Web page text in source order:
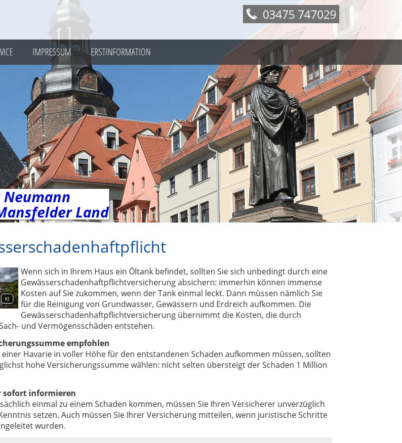
IMPRESSUM ERSTINFORMATION
Land
03475 747029
KI
Wenn sich in Ihrem Haus ein Öltank befindet, sollten Sie sich unbedingt durch eine
Gewässerschadenhaftpflichtversicherung absichern: immerhin können immense
Kosten auf Sie zukommen, wenn der Tank einmal leckt. Dann müssen nämlich Sie
für die Reinigung von Grundwasser, Gewässern und Erdreich aufkommen. Die
Gewässerschadenhaftpflichtversicherung übernimmt die Kosten, die durch
und Vermögensschäden entstehen.
empfohlen
einer Havarie in voller Höhe für den entstandenen Schaden aufkommen müssen, sollten
hohe Versicherungssumme wählen: nicht selten übersteigt der Schaden 1 Million
sofort informieren
einmal zu einem Schaden kommen, müssen Sie Ihren Versicherer unverzüglich
setzen. Auch müssen Sie Ihrer Versicherung mitteilen, wenn juristische Schritte
wurden.